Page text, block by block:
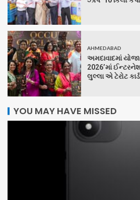
AHMEDABAD
અમદાવાદમાં
2026’માં
લુલ્લા એ ટેરોટ
YOU MAY HAVE MISSED